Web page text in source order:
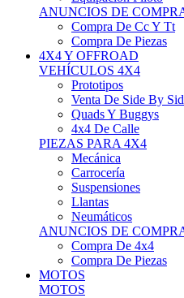
Compra De Cc Y Tt
Compra De Piezas
4X4 Y OFFROAD
VEHÍCULOS 4X4
Prototipos
Venta De Side By Side
Quads Y Buggys
4x4 De Calle
PIEZAS PARA 4X4
Mecánica
Carrocería
Suspensiones
Llantas
Neumáticos
ANUNCIOS DE COMPRA
Compra De 4x4
Compra De Piezas
MOTOS
MOTOS
Motos De Circuito